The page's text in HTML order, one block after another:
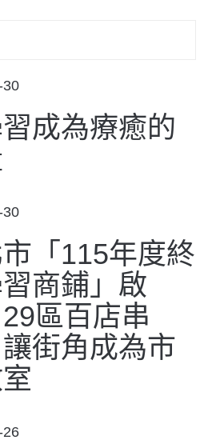
30
成為療癒的
30
「115年度終
商鋪」啟
區百店串
街角成為市
26